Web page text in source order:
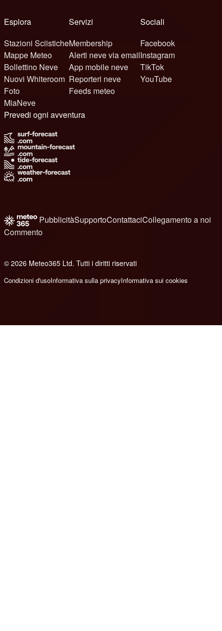
Esplora
Stazioni Sciistiche
Mappe Meteo
Bollettino Neve
Nuovi Whiteroom
Foto
MiaNeve
Servizi
Membership
Alerti neve via email
App mobile neve
Reporteri neve
Feeds meteo
Sociali
Facebook
Instagram
TikTok
YouTube
Prevedi ogni avventura
PubblicitàSupportoContattaciCollegamento a noi
Commento
© 2026 Meteo365 Ltd. Tutti i diritti riservati
Condizioni d'usoInformativa sulla privacyInformativa sui cookies